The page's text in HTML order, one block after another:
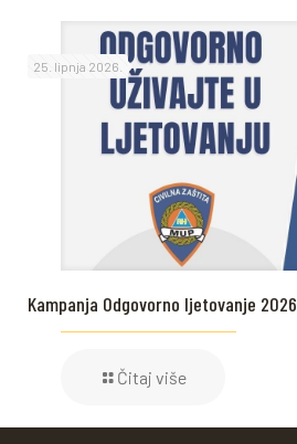
25. lipnja 2026.
Kampanja Odgovorno ljetovanje 2026
Čitaj više